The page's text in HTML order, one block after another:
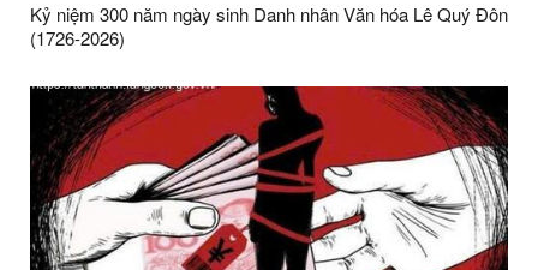
Kỷ niệm 300 năm ngày sinh Danh nhân Văn hóa Lê Quý Đôn
(1726-2026)